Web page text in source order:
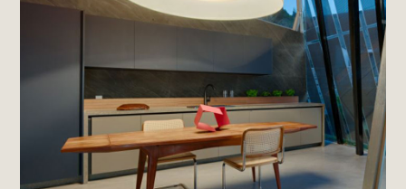
Escritório